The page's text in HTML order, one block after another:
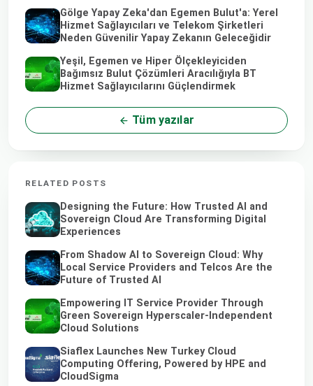
Gölge Yapay Zeka'dan Egemen Bulut'a: Yerel
Hizmet Sağlayıcıları ve Telekom Şirketleri
Neden Güvenilir Yapay Zekanın Geleceğidir
Yeşil, Egemen ve Hiper Ölçekleyiciden
Bağımsız Bulut Çözümleri Aracılığıyla BT
Hizmet Sağlayıcılarını Güçlendirmek
Tüm yazılar
RELATED POSTS
Designing the Future: How Trusted AI and
Sovereign Cloud Are Transforming Digital
Experiences
From Shadow AI to Sovereign Cloud: Why
Local Service Providers and Telcos Are the
Future of Trusted AI
Empowering IT Service Provider Through
Green Sovereign Hyperscaler-Independent
Cloud Solutions
Siaflex Launches New Turkey Cloud
Computing Offering, Powered by HPE and
CloudSigma